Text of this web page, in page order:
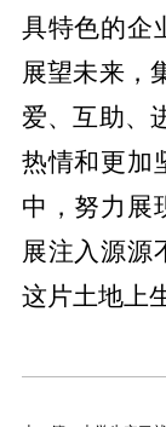
具特色的企
展望未来，
爱、互助、
热情和更加
中，努力展
展注入源源
这片土地上